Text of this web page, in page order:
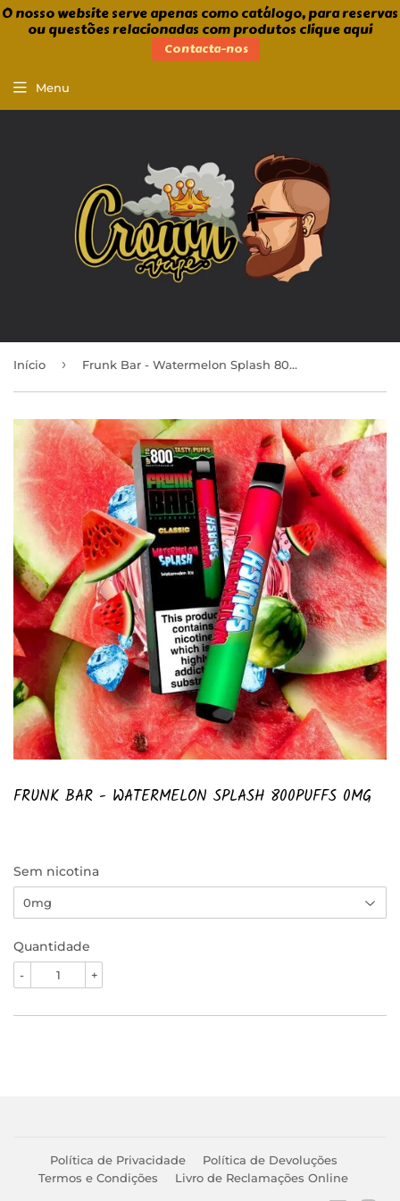
O nosso website serve apenas como catálogo, para reservas
ou questões relacionadas com produtos clique aqui
Contacta-nos
Menu
Início › Frunk Bar - Watermelon Splash 800puffs 0mg
FRUNK BAR - WATERMELON SPLASH 800PUFFS 0MG
Sem nicotina
Quantidade
+
-
Política de Privacidade
Política de Devoluções
Termos e Condições
Livro de Reclamações Online